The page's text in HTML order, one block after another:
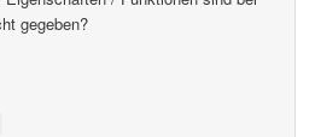
gegeben?